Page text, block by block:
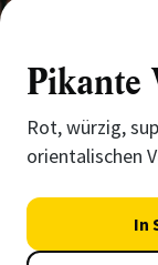
Pikante
Rot, würzig,
orientalischen
In